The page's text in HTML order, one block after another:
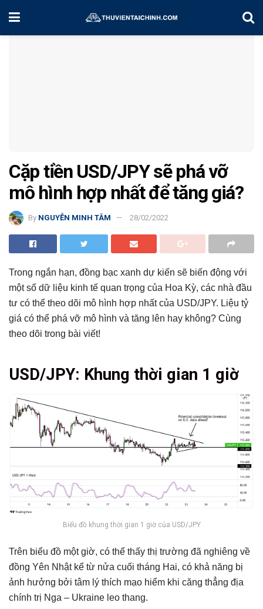
Home Chiến Lược Đầu Tư
Cặp tiền USD/JPY sẽ phá vỡ
mô hình hợp nhất để tăng giá?
By NGUYỄN MINH TÂM 28/02/2022
Trong ngắn hạn, đồng bạc xanh dự kiến sẽ biến động với
một số dữ liệu kinh tế quan trọng của Hoa Kỳ, các nhà đầu
tư có thể theo dõi mô hình hợp nhất của USD/JPY. Liệu tỷ
giá có thể phá vỡ mô hình và tăng lên hay không? Cùng
theo dõi trong bài viết!
USD/JPY: Khung thời gian 1 giờ
Có thể bạn chưa biết
USD/JPY: Khung thời gian 1 giờ
Biểu đồ khung thời gian 1 giờ của USD/JPY
Trên biểu đồ một giờ, có thể thấy thị trường đã nghiêng về
đồng Yên Nhật kể từ nửa cuối tháng Hai, có khả năng bị
ảnh hưởng bởi tâm lý thích mạo hiểm khi căng thẳng địa
chính trị Nga – Ukraine leo thang.